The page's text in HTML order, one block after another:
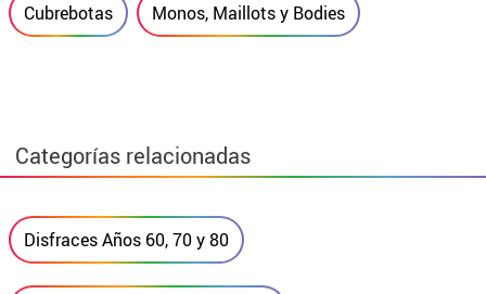
Cubrebotas Monos, Maillots y Bodies
Categorías relacionadas
Disfraces Años 60, 70 y 80